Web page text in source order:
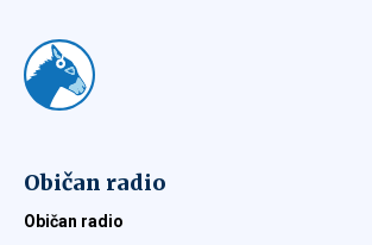
Običan radio
Običan radio